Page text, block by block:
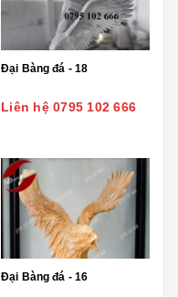
Đại Bàng đá - 18
Liên hệ 0795 102 666
Đại Bàng đá - 16